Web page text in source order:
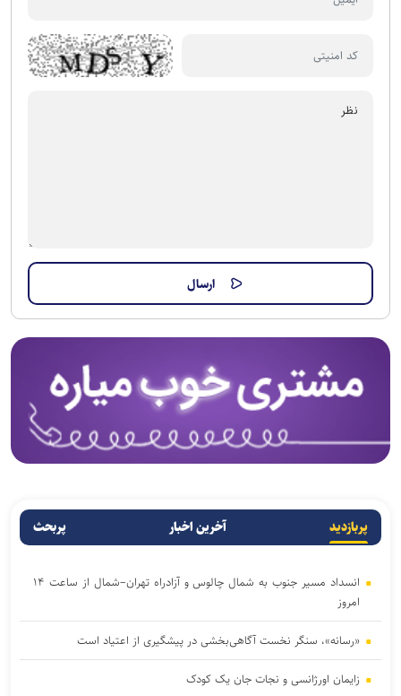
پربازدید آخرین اخبار پربحث
انسداد مسیر جنوب به شمال چالوس و آزادراه تهران–شمال از ساعت ۱۴
امروز
«رسانه»، سنگر نخست آگاهی‌بخشی در پیشگیری از اعتیاد است
زایمان اورژانسی و نجات جان یک کودک